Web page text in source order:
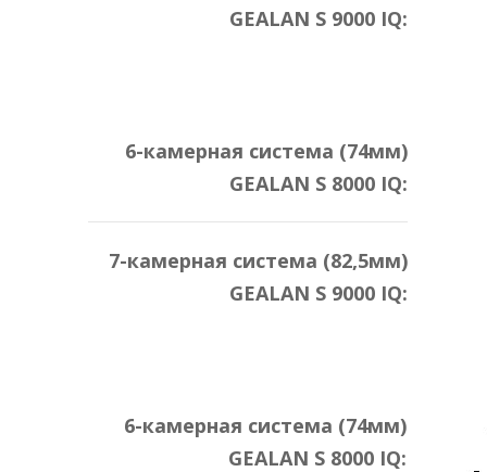
GEALAN S 9000 IQ:
6-камерная система (74мм)
GEALAN S 8000 IQ:
7-камерная система (82,5мм)
GEALAN S 9000 IQ:
6-камерная система (74мм)
GEALAN S 8000 IQ: